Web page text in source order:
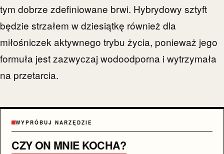
tym dobrze zdefiniowane brwi. Hybrydowy sztyft
będzie strzałem w dziesiątkę również dla
miłośniczek aktywnego trybu życia, ponieważ jego
formuła jest zazwyczaj wodoodporna i wytrzymała
na przetarcia.
WYPRÓBUJ NARZĘDZIE
CZY ON MNIE KOCHA?